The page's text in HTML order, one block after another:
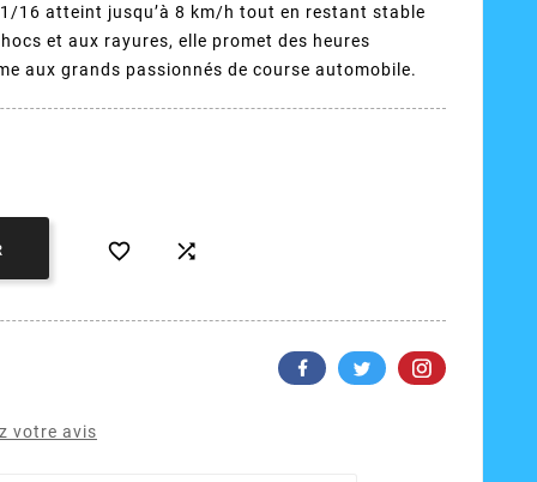
16 atteint jusqu’à 8 km/h tout en restant stable
et aux rayures, elle promet des heures
aux grands passionnés de course automobile.
 
votre avis